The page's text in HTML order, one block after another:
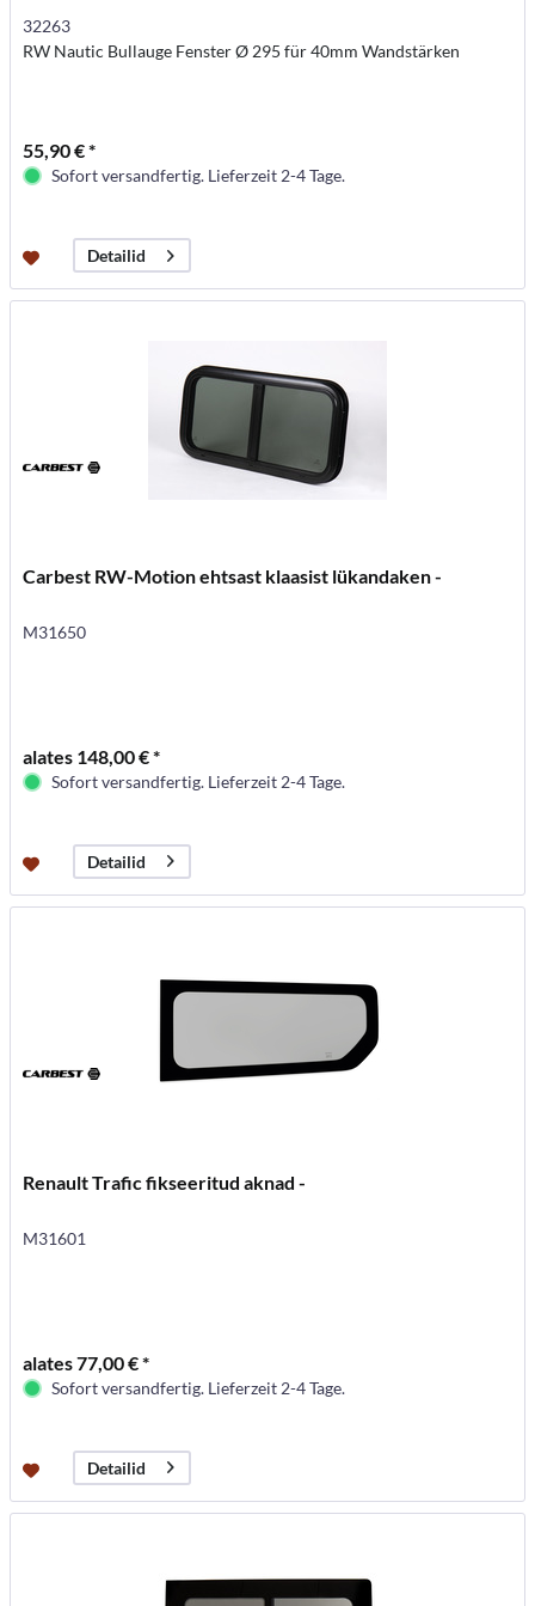
32263
RW Nautic Bullauge Fenster Ø 295 für 40mm Wandstärken
55,90 € *
Sofort versandfertig. Lieferzeit 2-4 Tage.
Detailid
Carbest RW-Motion ehtsast klaasist lükandaken -
M31650
alates 148,00 € *
Sofort versandfertig. Lieferzeit 2-4 Tage.
Detailid
Renault Trafic fikseeritud aknad -
M31601
alates 77,00 € *
Sofort versandfertig. Lieferzeit 2-4 Tage.
Detailid